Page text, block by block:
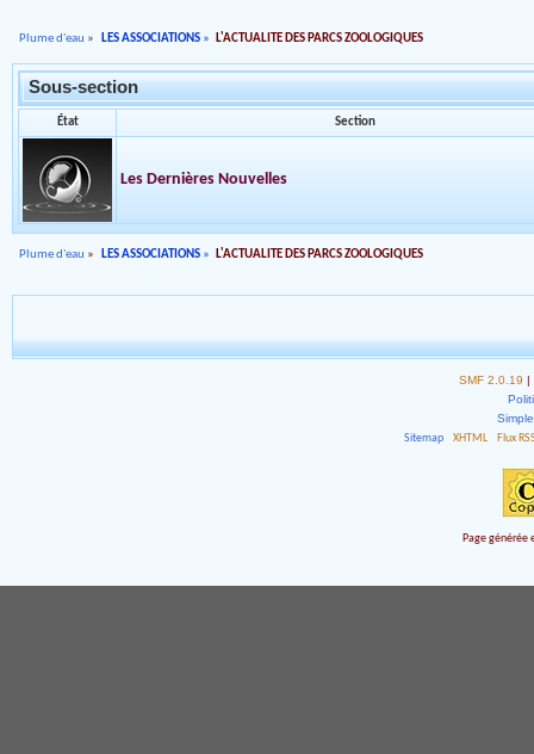
Plume d'eau » LES ASSOCIATIONS» L'ACTUALITE DES PARCS ZOOLOGIQUES
Sous-section
État Section
Les Dernières Nouvelles
Plume d'eau » LES ASSOCIATIONS» L'ACTUALITE DES PARCS ZOOLOGIQUES
SMF 2.0.19 |
Sitemap
XHTML Flux
Page générée